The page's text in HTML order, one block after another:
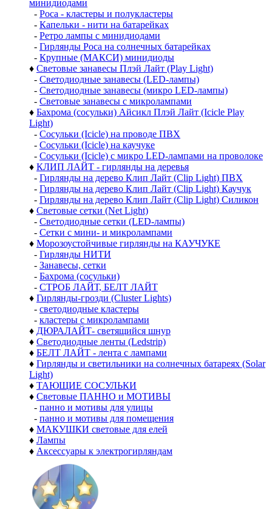
минидиодами
- Роса - кластеры и полукластеры
- Капельки - нити на батарейках
- Ретро лампы с минидиодами
- Гирлянды Роса на солнечных батарейках
- Крупные (МАКСИ) минидиоды
♦ Световые занавесы Плэй Лайт (Play Light)
- Светодиодные занавесы (LED-лампы)
- Светодиодные занавесы (микро LED-лампы)
- Световые занавесы с микролампами
♦ Бахрома (сосульки) Айсикл Плэй Лайт (Icicle Play
Light)
- Сосульки (Icicle) на проводе ПВХ
- Сосульки (Icicle) на каучуке
- Сосульки (Icicle) с микро LED-лампами на проволоке
♦ КЛИП ЛАЙТ - гирлянды на деревья
- Гирлянды на дерево Клип Лайт (Clip Light) ПВХ
- Гирлянды на дерево Клип Лайт (Clip Light) Каучук
- Гирлянды на дерево Клип Лайт (Clip Light) Силикон
♦ Световые сетки (Net Light)
- Светодиодные сетки (LED-лампы)
- Сетки с мини- и микролампами
♦ Морозоустойчивые гирлянды на КАУЧУКЕ
- Гирлянды НИТИ
- Занавесы, сетки
- Бахрома (сосульки)
- СТРОБ ЛАЙТ, БЕЛТ ЛАЙТ
♦ Гирлянды-грозди (Cluster Lights)
- светодиодные кластеры
- кластеры с микролампами
♦ ДЮРАЛАЙТ- светящийся шнур
♦ Светодиодные ленты (Ledstrip)
♦ БЕЛТ ЛАЙТ - лента с лампами
♦ Гирлянды и светильники на солнечных батареях (Solar
Light)
♦ ТАЮЩИЕ СОСУЛЬКИ
♦ Световые ПАННО и МОТИВЫ
- панно и мотивы для улицы
- панно и мотивы для помещения
♦ МАКУШКИ световые для елей
♦ Лампы
♦ Аксессуары к электрогирляндам